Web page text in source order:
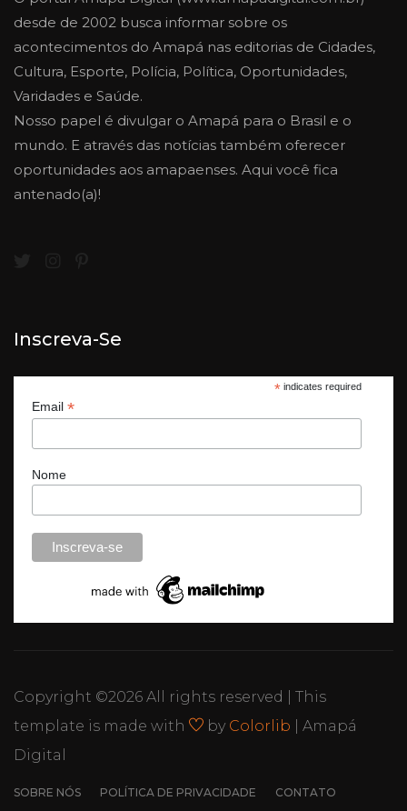
desde de 2002 busca informar sobre os
acontecimentos do Amapá nas editorias de Cidades,
Cultura, Esporte, Polícia, Política, Oportunidades,
Varidades e Saúde.
Nosso papel é divulgar o Amapá para o Brasil e o
mundo. E através das notícias também oferecer
oportunidades aos amapaenses. Aqui você fica
antenado(a)!
Inscreva-Se
*indicates required
Email *
Nome
Copyright ©2026 All rights reserved | This
template is made with
by Colorlib | Amapá
Digital
SOBRE NÓS POLÍTICA DE PRIVACIDADE CONTATO